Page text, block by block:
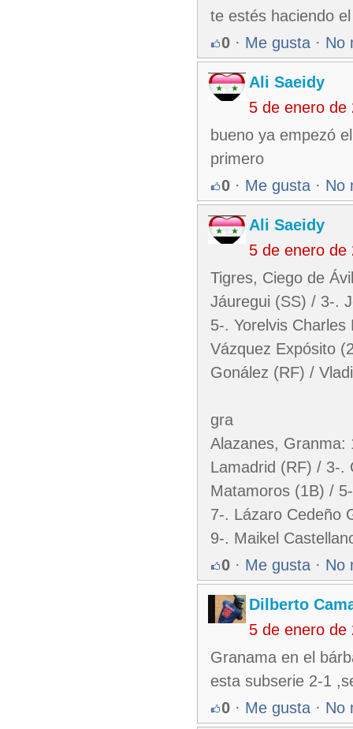
te estés haciendo
0 · Me gusta · No
Ali Saeidy
5 de enero de
bueno ya empezó
primero
0 · Me gusta · No
Ali Saeidy
5 de enero de
Tigres, Ciego de
Jáuregui (SS) / 3-.
5-. Yorelvis
Vázquez Expósito
Gonález (RF) /
gra
Alazanes, Granma:
Lamadrid (RF) / 3-.
Matamoros (1B) /
7-. Lázaro Cedeño
9-. Maikel
0 · Me gusta · No
Dilberto
5 de enero de
Granama en el
esta subserie 2-1
0 · Me gusta · No